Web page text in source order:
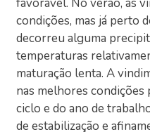
condições, mas já perto
decorreu alguma
temperaturas
maturação lenta. A
nas melhores condições
ciclo e do ano de
de estabilização e